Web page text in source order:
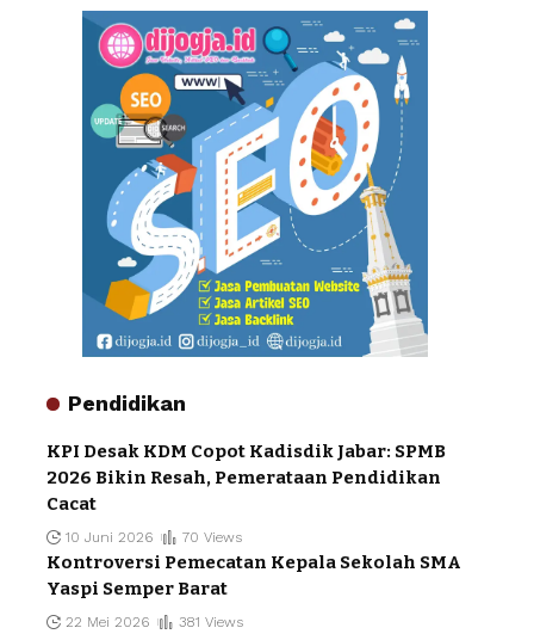
Pendidikan
KPI Desak KDM Copot Kadisdik Jabar: SPMB
2026 Bikin Resah, Pemerataan Pendidikan
Cacat
10 Juni 2026 70 Views
Kontroversi Pemecatan Kepala Sekolah SMA
Yaspi Semper Barat
22 Mei 2026 381 Views